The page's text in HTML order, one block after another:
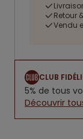
Retour
Vendu
CLUB
5% de tous
Découvrir